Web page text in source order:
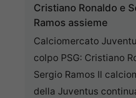
Cristiano Ronaldo e
Ramos assieme
Calciomercato
colpo PSG: Cristiano
Sergio Ramos Il
della Juventus